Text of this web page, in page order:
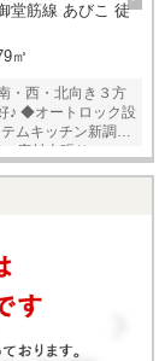
堂筋線 あびこ 徒
㎡
設
床材上張り
覧予約・お問い
したスタッフが
所でのお待ち合